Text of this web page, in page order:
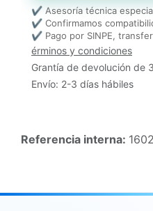
✔ Asesoría técnica
✔ Confirmamos
✔ Pago por SINPE,
érminos y condiciones
Grantía de devolución de
Envío: 2-3 días hábiles
Referencia interna: